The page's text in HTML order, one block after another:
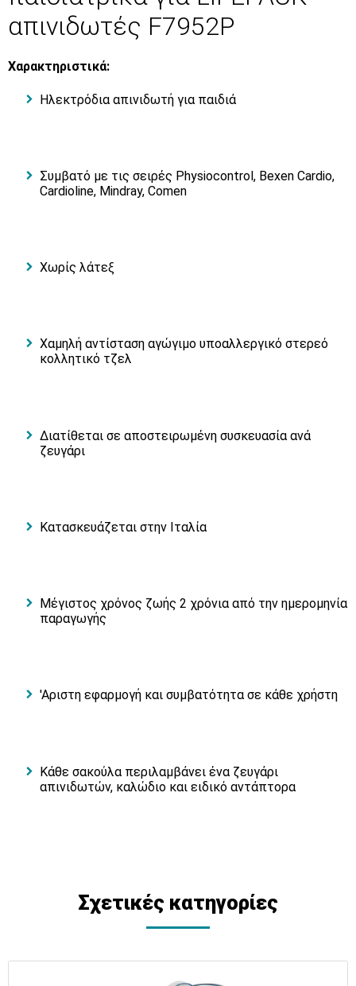
απινιδωτές F7952P
Χαρακτηριστικά:
Ηλεκτρόδια απινιδωτή για παιδιά
Συμβατό με τις σειρές Physiocontrol, Bexen Cardio,
Cardioline, Mindray, Comen
Χωρίς λάτεξ
Χαμηλή αντίσταση αγώγιμο υποαλλεργικό στερεό
κολλητικό τζελ
Διατίθεται σε αποστειρωμένη συσκευασία ανά
ζευγάρι
Κατασκευάζεται στην Ιταλία
Μέγιστος χρόνος ζωής 2 χρόνια από την ημερομηνία
παραγωγής
'Αριστη εφαρμογή και συμβατότητα σε κάθε χρήστη
Κάθε σακούλα περιλαμβάνει ένα ζευγάρι
απινιδωτών, καλώδιο και ειδικό αντάπτορα
Σχετικές κατηγορίες